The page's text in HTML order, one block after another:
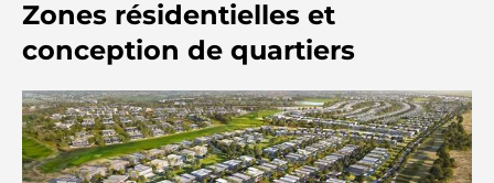
Découvrez les meilleurs petits-déjeuners de
Business Bay, à Dubaï.
Hôpitaux publics à Dubaï : des soins de santé
complets pour tous
Zones résidentielles et
conception de quartiers